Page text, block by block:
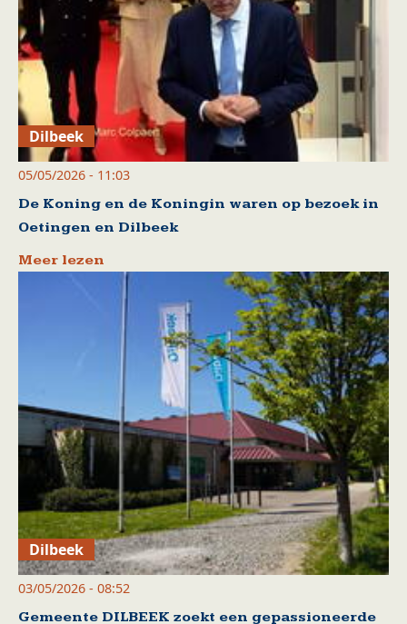
Dilbeek
05/05/2026 - 11:03
De Koning en de Koningin waren op bezoek in
Oetingen en Dilbeek
Meer lezen
Dilbeek
03/05/2026 - 08:52
Gemeente DILBEEK zoekt een gepassioneerde